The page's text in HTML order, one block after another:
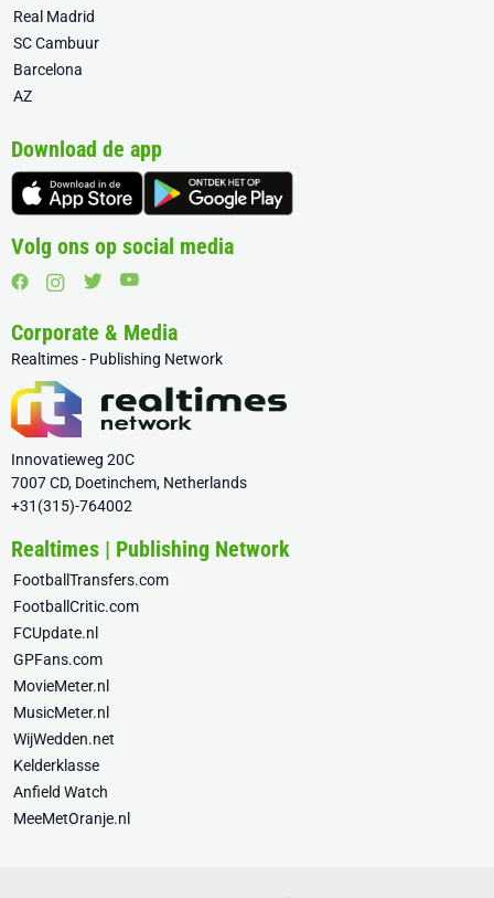
Real Madrid
SC Cambuur
Barcelona
AZ
Download de app
Volg ons op social media
Corporate & Media
Realtimes - Publishing Network
Innovatieweg 20C
7007 CD, Doetinchem, Netherlands
+31(315)-764002
Realtimes | Publishing Network
FootballTransfers.com
FootballCritic.com
FCUpdate.nl
GPFans.com
MovieMeter.nl
MusicMeter.nl
WijWedden.net
Kelderklasse
Anfield Watch
MeeMetOranje.nl